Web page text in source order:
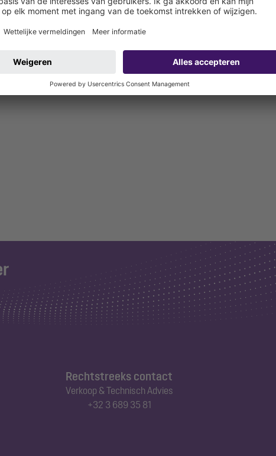
Rechtstreeks contact
Verkoop & Technisch Advies
+32 3 689 35 81